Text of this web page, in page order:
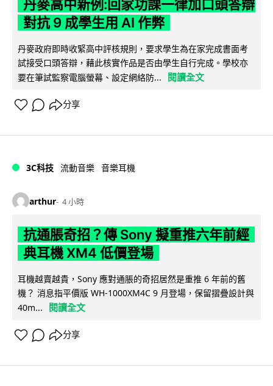
丹麥高中新例:回家功課一律加口頭答辯
對抗 9 成學生用 AI 作弊
丹麥政府即時收緊高中評核規則，要求學生為在家完成書面考
試接受口頭答辯，藉此核實作品是否由學生自行完成。學校亦
要在筆試監察電腦螢幕、設定網絡防...
閱讀全文
分享
3C科技 流動音樂 音樂耳機
arthur 4 小時
抗通脹奇招？傳 Sony 擬重推六年前經
典耳機 XM4 低價登場
耳機越賣越貴，Sony 應對通脹的奇招居然是重推 6 年前的舊
機？ 消息指平價版 WH-1000XM4C 9 月登場，保留摺疊設計與
40m...
閱讀全文
分享